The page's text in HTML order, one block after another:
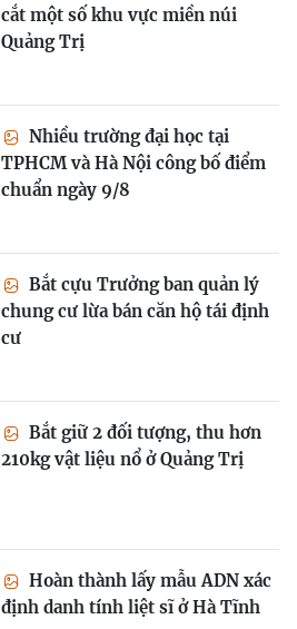
cắt một số khu vực miền núi
Quảng Trị
Nhiều trường đại học tại
TPHCM và Hà Nội công bố điểm
chuẩn ngày 9/8
Bắt cựu Trưởng ban quản lý
chung cư lừa bán căn hộ tái định
cư
Bắt giữ 2 đối tượng, thu hơn
210kg vật liệu nổ ở Quảng Trị
Hoàn thành lấy mẫu ADN xác
định danh tính liệt sĩ ở Hà Tĩnh